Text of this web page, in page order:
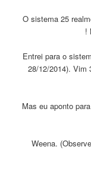
O sistema 25
!
Entrei para o
28/12/2014). Vim
Mas eu aponto
Weena.